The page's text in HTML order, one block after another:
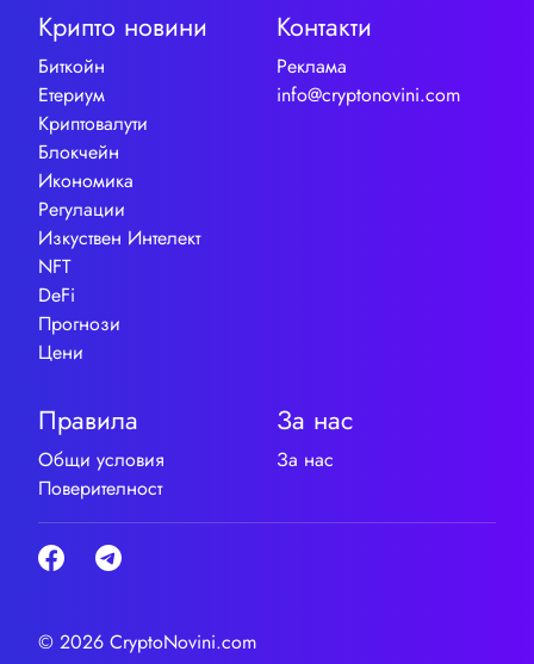
Крипто новини
Биткойн
Етериум
Криптовалути
Блокчейн
Икономика
Регулации
Изкуствен Интелект
NFT
DeFi
Прогнози
Цени
Контакти
Реклама
info@cryptonovini.com
Правила
Общи условия
Поверителност
За нас
За нас
© 2026 CryptoNovini.com